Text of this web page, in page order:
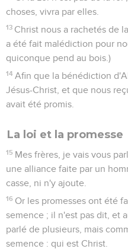
choses, vivra par elles.
13 Christ nous a rachetés de
a été fait malédiction pour
quiconque pend au bois.)
14 Afin que la bénédiction
Jésus-Christ, et que nous
avait été promis.
La loi et la promesse
15 Mes frères, je vais vous
une alliance faite par un
casse, ni n'y ajoute.
16 Or les promesses ont été
semence ; il n'est pas dit, et
parlé de plusieurs, mais
semence : qui est Christ.